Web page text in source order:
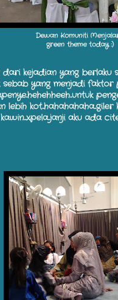
Dewan Komuniti
green theme today :)
kejadian yang berlaku
sebab yang menjadi faktor
aku ada